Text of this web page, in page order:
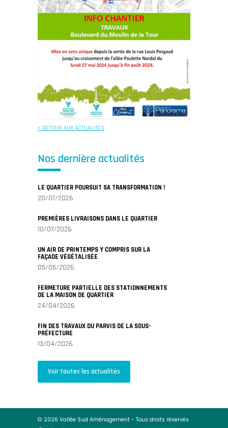
< RETOUR AUX ACTUALITÉS
Nos dernière actualités
LE QUARTIER POURSUIT SA TRANSFORMATION !
20/07/2026
PREMIÈRES LIVRAISONS DANS LE QUARTIER
10/07/2026
UN AIR DE PRINTEMPS Y COMPRIS SUR LA
FAÇADE VÉGÉTALISÉE
05/05/2026
FERMETURE PARTIELLE DES STATIONNEMENTS
DE LA MAISON DE QUARTIER
24/04/2026
FIN DES TRAVAUX DU PARVIS DE LA SOUS-
PRÉFECTURE
13/04/2026
Voir toutes les actualités
© 2026 Vallée Sud Aménagement - Tous droits réservés